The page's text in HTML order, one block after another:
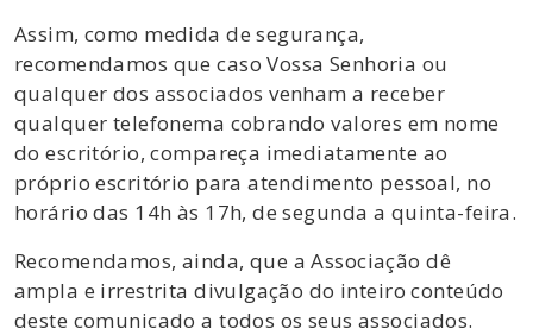
Assim, como medida de segurança,
recomendamos que caso Vossa Senhoria ou
qualquer dos associados venham a receber
qualquer telefonema cobrando valores em nome
do escritório, compareça imediatamente ao
próprio escritório para atendimento pessoal, no
horário das 14h às 17h, de segunda a quinta-feira.
Recomendamos, ainda, que a Associação dê
ampla e irrestrita divulgação do inteiro conteúdo
deste comunicado a todos os seus associados.